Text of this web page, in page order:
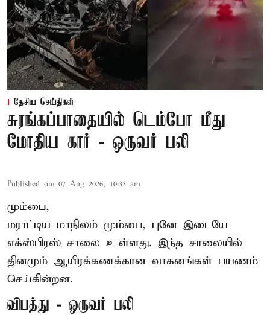
தேசிய செய்திகள்
சுரங்கப்பாதையில் டெம்போ மீது
மோதிய கார் - ஒருவர் பலி
Published on: 07 Aug 2026, 10:33 am
மும்பை,
மராட்டிய மாநிலம் மும்பை, புனே இடையே
எக்ஸ்பிரஸ் சாலை உள்ளது. இந்த சாலையில்
தினமும் ஆயிரக்கணக்கான வாகனங்கள் பயணம்
செய்கின்றன.
விபத்து - ஒருவர் பலி